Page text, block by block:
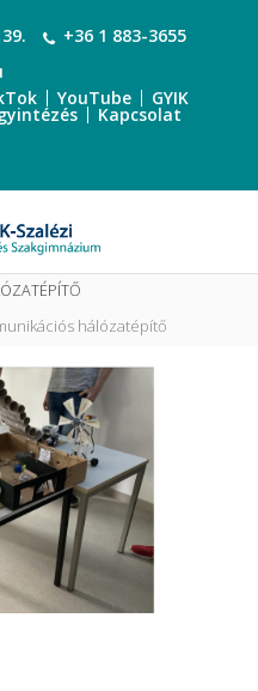
+36 1 883-3655
YouTube GYIK
Kapcsolat
hálózatépítő